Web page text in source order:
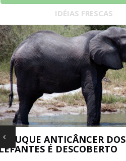
IDÉIAS FRESCAS
TRUQUE ANTICÂNCER DOS
É DESCOBERTO